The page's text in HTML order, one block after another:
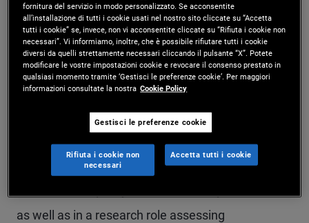
investment research and strategy department at
Gurtin Municipal Bond Management, a PIMCO
company. Previously, he was a lead state analyst
at Moody's Investors Service, where he led the
analysis of a broad range of municipal sectors
nationwide and participated in developing the
firm's rating methodologies. Prior to this, he served
as well as in a research role assessing
fornitura del servizio in modo personalizzato. Se acconsentite
all’installazione di tutti i cookie usati nel nostro sito cliccate su “Accetta
tutti i cookie” se, invece, non vi acconsentite cliccate su “Rifiuta i cookie non
necessari”. Vi informiamo, inoltre, che è possibile rifiutare tutti i cookie
diversi da quelli strettamente necessari cliccando il pulsante “X”. Potete
modificare le vostre impostazioni cookie e revocare il consenso prestato in
qualsiasi momento tramite ‘Gestisci le preferenze cookie’. Per maggiori
informazioni consultate la nostra Cookie Policy
Gestisci le preferenze cookie
Rifiuta i cookie non
necessari
Accetta tutti i cookie